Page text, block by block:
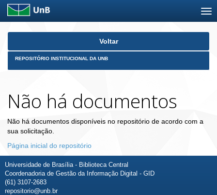
Skip
Voltar
REPOSITÓRIO INSTITUCIONAL DA UNB
Não há documentos
Não há documentos disponíveis no repositório de acordo com a
sua solicitação.
Página inicial do repositório
Universidade de Brasília - Biblioteca Central
Coordenadoria de Gestão da Informação Digital - GID
(61) 3107-2683
repositorio@unb.br